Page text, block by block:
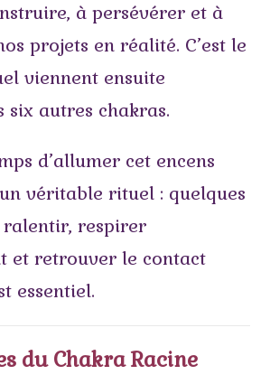
à persévérer et à
projets en réalité. C’est le
viennent ensuite
six autres chakras.
d’allumer cet encens
véritable rituel : quelques
respirer
et retrouver le contact
essentiel.
du Chakra Racine